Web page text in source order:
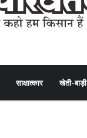
साक्षात्कार खेती-बाड़ी